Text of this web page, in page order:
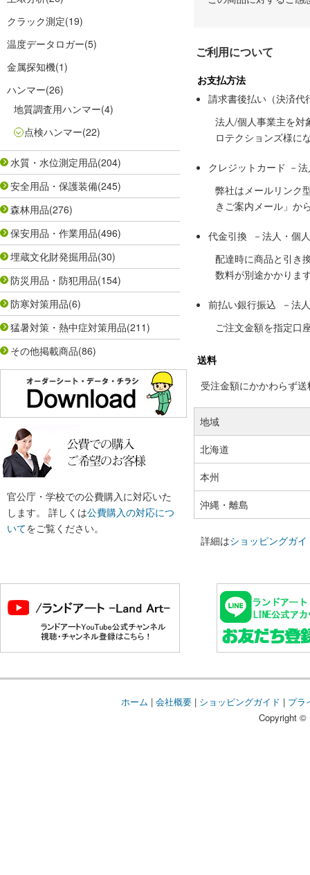
クラック測定(19)
温度データロガー(5)
金属探知機(1)
ハンマー(26)
地質調査用ハンマー(4)
点検ハンマー(22)
水質・水位測定用品(204)
安全用品・保護装備(245)
森林用品(276)
保安用品・作業用品(496)
埋蔵文化財発掘用品(30)
防災用品・防犯用品(154)
防寒対策用品(6)
猛暑対策・熱中症対策用品(211)
その他掲載商品(86)
官公庁・学校での公費購入に対応いた
します。 詳しくは公費購入の対応につ
いてをご覧ください。
ご利用について
お支払方法
請求書後払い（決済代
法人/個人事業主を対
ロテクションズ様に
クレジットカード －
弊社はメールリンク
きご案内メール」か
代金引換 －法人・個
配達時に商品と引き
数料が別途かかりま
前払い銀行振込 －法
ご注文金額を指定口
送料
受注金額にかかわらず
地域
北海道
本州
沖縄・離島
詳細はショッピングガイ
ホーム | 会社概要| ショッピングガイド | プラ
Copyright ©